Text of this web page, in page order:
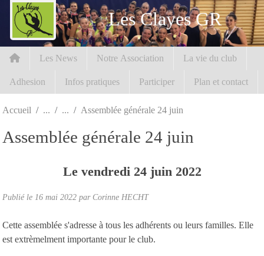
Les Clayes GR
Les News Notre Association La vie du club
Adhesion Infos pratiques Participer Plan et contact
Accueil Assemblée générale 24 juin
Assemblée générale 24 juin
Le vendredi 24 juin 2022
Publié le 16 mai 2022 par Corinne HECHT
Cette assemblée s'adresse à tous les adhérents ou leurs familles. Elle
est extrèmelment importante pour le club.
Panneau de gestion des cookies